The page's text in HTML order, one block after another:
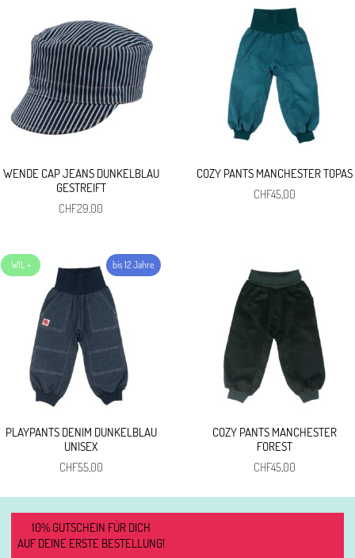
WENDE CAP JEANS DUNKELBLAU
GESTREIFT
CHF29,00
COZY PANTS MANCHESTER TOPAS
CHF45,00
PLAYPANTS DENIM DUNKELBLAU
UNISEX
CHF55,00
COZY PANTS MANCHESTER
FOREST
CHF45,00
10% GUTSCHEIN FÜR DICH
AUF DEINE ERSTE BESTELLUNG!